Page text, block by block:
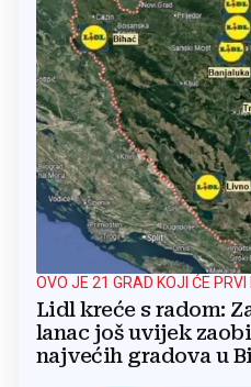
OVO JE 21 GRAD KOJI ĆE PRVI
Lidl kreće s radom:
lanac još uvijek
najvećih gradova u